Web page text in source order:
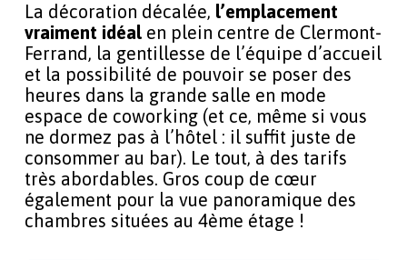
La décoration décalée, l’emplacement
vraiment idéal en plein centre de Clermont-
Ferrand, la gentillesse de l’équipe d’accueil
et la possibilité de pouvoir se poser des
heures dans la grande salle en mode
espace de coworking (et ce, même si vous
ne dormez pas à l’hôtel : il suffit juste de
consommer au bar). Le tout, à des tarifs
très abordables. Gros coup de cœur
également pour la vue panoramique des
chambres situées au 4ème étage !